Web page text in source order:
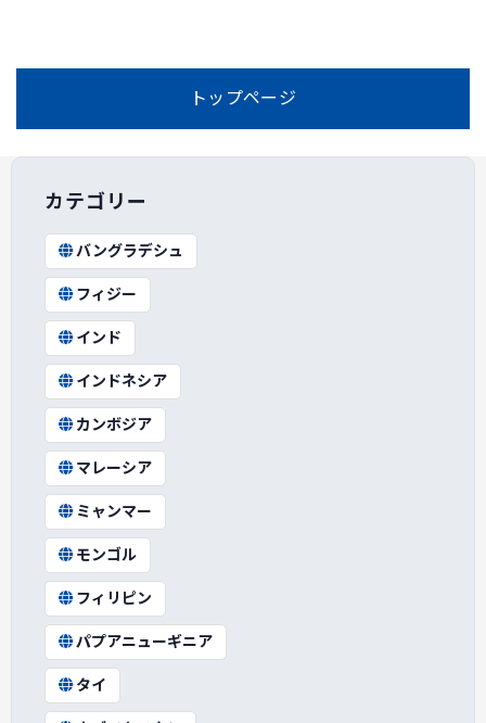
トップページ
カテゴリー
バングラデシュ
フィジー
インド
インドネシア
カンボジア
マレーシア
ミャンマー
モンゴル
フィリピン
パプアニューギニア
タイ